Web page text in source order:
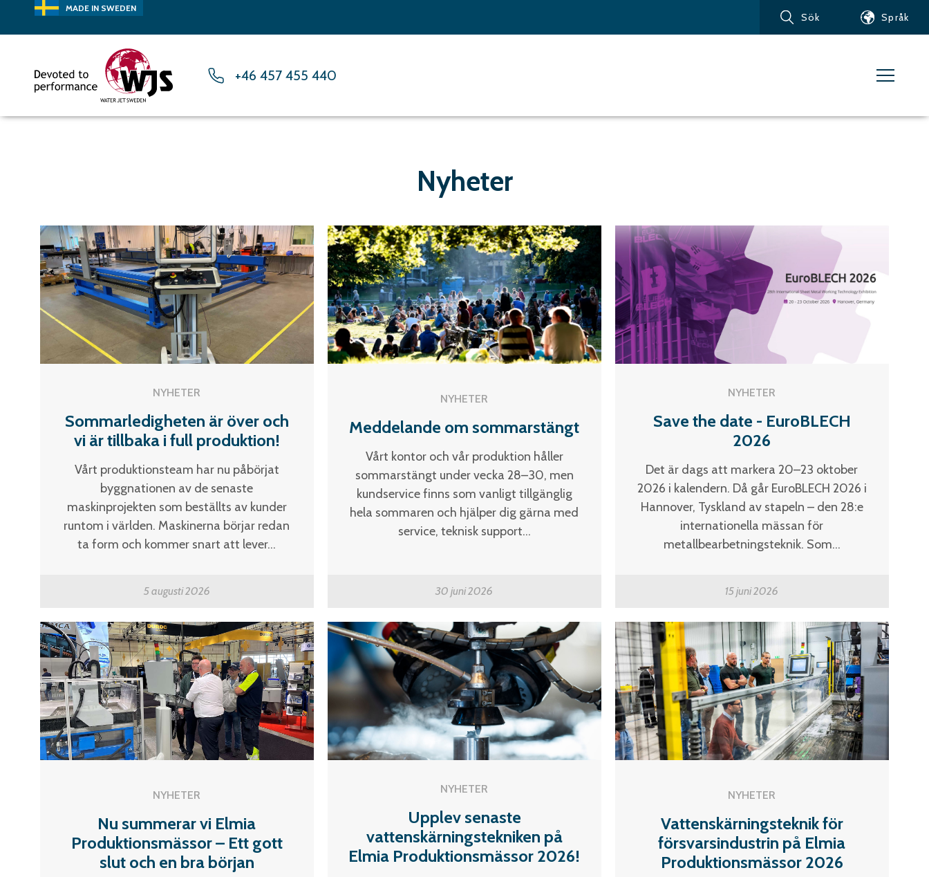
MADE IN SWEDEN
Sök Språk
+46 457 455 440
Nyheter
NYHETER
Sommarledigheten är över och
vi är tillbaka i full produktion!
Vårt produktionsteam har nu påbörjat
byggnationen av de senaste
maskinprojekten som beställts av kunder
runtom i världen. Maskinerna börjar redan
ta form och kommer snart att lever...
5 augusti 2026
NYHETER
Meddelande om sommarstängt
Vårt kontor och vår produktion håller
sommarstängt under vecka 28–30, men
kundservice finns som vanligt tillgänglig
hela sommaren och hjälper dig gärna med
service, teknisk support...
30 juni 2026
NYHETER
Save the date - EuroBLECH
2026
Det är dags att markera 20–23 oktober
2026 i kalendern. Då går EuroBLECH 2026 i
Hannover, Tyskland av stapeln – den 28:e
internationella mässan för
metallbearbetningsteknik. Som...
15 juni 2026
NYHETER
Nu summerar vi Elmia
Produktionsmässor – Ett gott
slut och en bra början
NYHETER
Upplev senaste
vattenskärningstekniken på
Elmia Produktionsmässor 2026!
NYHETER
Vattenskärningsteknik för
försvarsindustrin på Elmia
Produktionsmässor 2026
Produkter
Om vattenskärning
Glas och akrylglas
Kompositmaterial
Sten, kakel och keramiska
material
Gummi, plast och mjuka
material
trämaterial
Arbeta hos WJS
Bli representant
Spare Parts Login
Kontakta oss